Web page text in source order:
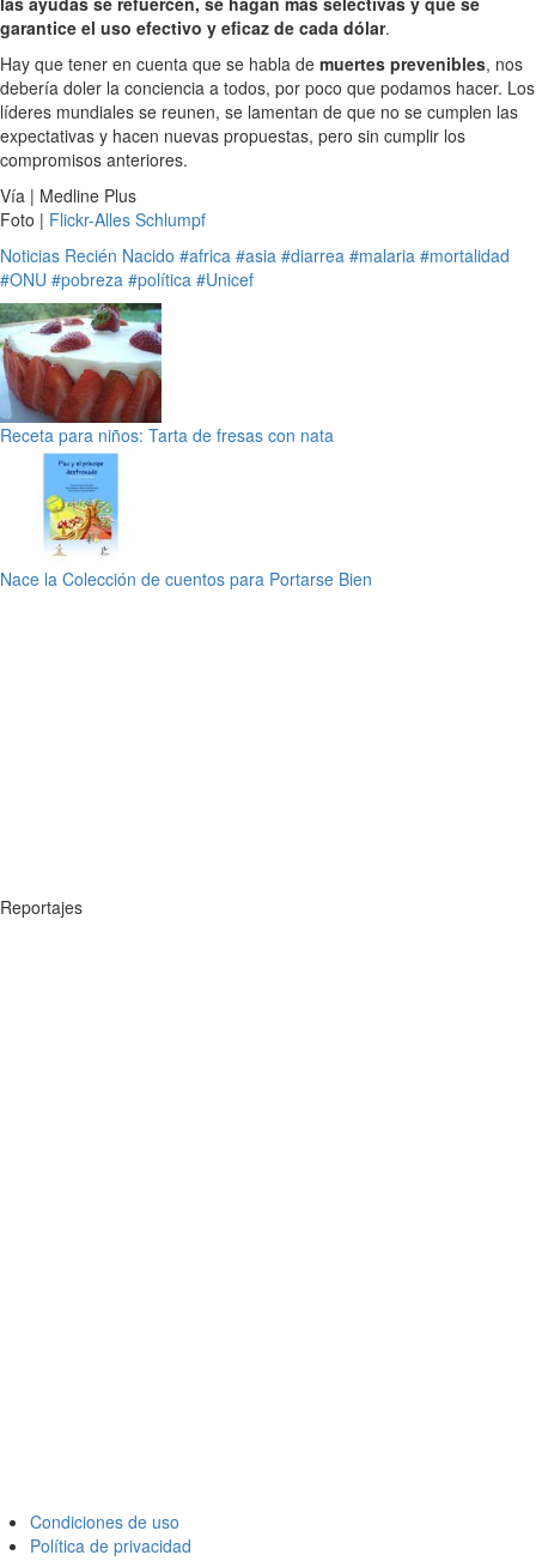
garantice el uso efectivo y eficaz de cada dólar.
Hay que tener en cuenta que se habla de muertes prevenibles, nos
debería doler la conciencia a todos, por poco que podamos hacer. Los
líderes mundiales se reunen, se lamentan de que no se cumplen las
expectativas y hacen nuevas propuestas, pero sin cumplir los
compromisos anteriores.
Vía | Medline Plus
Foto | Flickr-Alles Schlumpf
Noticias Recién Nacido #africa #asia #diarrea #malaria #mortalidad
#ONU #pobreza #política #Unicef
Receta para niños: Tarta de fresas con nata
Nace la Colección de cuentos para Portarse Bien
Reportajes
Condiciones de uso
Política de privacidad